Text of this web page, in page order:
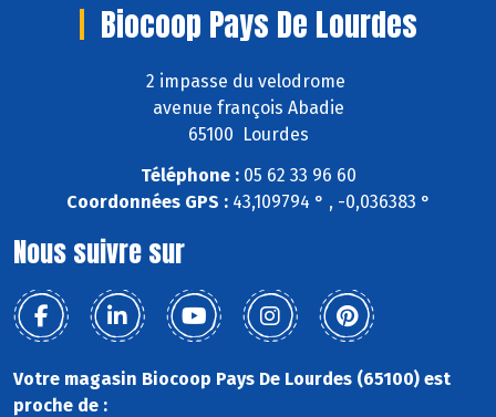
Biocoop Pays De Lourdes
2 impasse du velodrome
avenue françois Abadie
65100 Lourdes
Téléphone :05 62 33 96 60
Coordonnées GPS :43,109794 ° , -0,036383 °
Nous suivre sur
Votre magasin Biocoop Pays De Lourdes (65100) est
proche de :